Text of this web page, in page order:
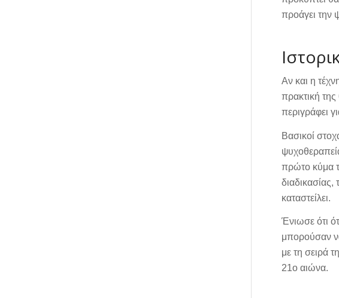
προάγει την
Αν και η
πρακτική της
περιγράφει
Βασικοί
πρώτο κύμα
καταστείλει.
Ένιωσε ότι
μπορούσαν
με τη σειρά
21ο αιώνα.